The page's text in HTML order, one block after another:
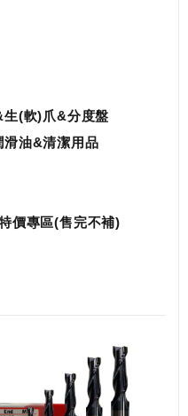
生(軟)爪&分度盤
滑油&清潔用品
價專區(售完不補)